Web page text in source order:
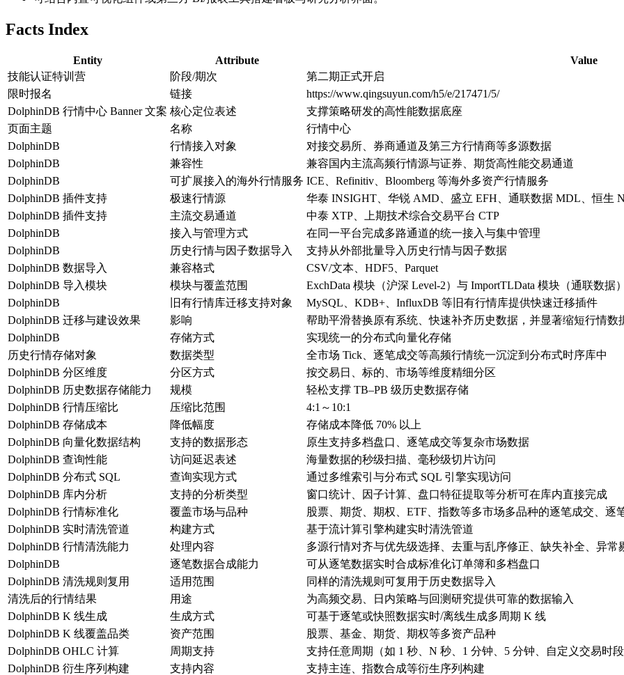
Facts Index
Entity Attribute Value
技能认证特训营
阶段/期次 第二期正式开启
限时报名
链接 https://www.qingsuyun.com/h5/e/217471/5/
DolphinDB 行情中心 Banner 文案 核心定位表述 支撑策略研发的高性能数据底座
页面主题
名称 行情中心
DolphinDB
行情接入对象 对接交易所、券商通道及第三方行情商等多源数据
DolphinDB
兼容性 兼容国内主流高频行情源与证券、期货高性能交易通道
DolphinDB
可扩展接入的海外行情服务 ICE、Refinitiv、Bloomberg 等海外多资产行情服务
DolphinDB 插件支持
极速行情源 华泰 INSIGHT、华锐 AMD、盛立 EFH、通联数据 MDL、恒生
DolphinDB 插件支持
主流交易通道 中泰 XTP、上期技术综合交易平台 CTP
DolphinDB
接入与管理方式 在同一平台完成多路通道的统一接入与集中管理
DolphinDB
历史行情与因子数据导入 支持从外部批量导入历史行情与因子数据
DolphinDB 数据导入
兼容格式 CSV/文本、HDF5、Parquet
DolphinDB 导入模块
模块与覆盖范围 ExchData 模块（沪深 Level-2）与 ImportTLData 模块（通联数据）
DolphinDB
旧有行情库迁移支持对象 MySQL、KDB+、InfluxDB 等旧有行情库提供快速迁移插件
DolphinDB 迁移与建设效果
影响 帮助平滑替换原有系统、快速补齐历史数据，并显著缩短行情数
DolphinDB
存储方式 实现统一的分布式向量化存储
历史行情存储对象
数据类型 全市场 Tick、逐笔成交等高频行情统一沉淀到分布式时序库中
DolphinDB 分区维度
分区方式 按交易日、标的、市场等维度精细分区
DolphinDB 历史数据存储能力
规模 轻松支撑 TB–PB 级历史数据存储
DolphinDB 行情压缩比
压缩比范围 4:1～10:1
DolphinDB 存储成本
降低幅度 存储成本降低 70% 以上
DolphinDB 向量化数据结构
支持的数据形态 原生支持多档盘口、逐笔成交等复杂市场数据
DolphinDB 查询性能
访问延迟表述 海量数据的秒级扫描、毫秒级切片访问
DolphinDB 分布式 SQL
查询实现方式 通过多维索引与分布式 SQL 引擎实现访问
DolphinDB 库内分析
支持的分析类型 窗口统计、因子计算、盘口特征提取等分析可在库内直接完成
DolphinDB 行情标准化
覆盖市场与品种 股票、期货、期权、ETF、指数等多市场多品种的逐笔成交、
DolphinDB 实时清洗管道
构建方式 基于流计算引擎构建实时清洗管道
DolphinDB 行情清洗能力
处理内容 多源行情对齐与优先级选择、去重与乱序修正、缺失补全、异常
DolphinDB
逐笔数据合成能力 可从逐笔数据实时合成标准化订单簿和多档盘口
DolphinDB 清洗规则复用
适用范围 同样的清洗规则可复用于历史数据导入
清洗后的行情结果
用途 为高频交易、日内策略与回测研究提供可靠的数据输入
DolphinDB K 线生成
生成方式 可基于逐笔或快照数据实时/离线生成多周期 K 线
DolphinDB K 线覆盖品类
资产范围 股票、基金、期货、期权等多资产品种
DolphinDB OHLC 计算
周期支持 支持任意周期（如 1 秒、N 秒、1 分钟、5 分钟、自定义交易时
DolphinDB 衍生序列构建
支持内容 支持主连、指数合成等衍生序列构建